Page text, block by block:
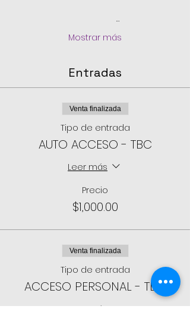
…
Mostrar más
Entradas
Venta finalizada
Tipo de entrada
AUTO ACCESO - TBC
Leer más
Precio
$1,000.00
Venta finalizada
Tipo de entrada
ACCESO PERSONAL - TBC
Leer más